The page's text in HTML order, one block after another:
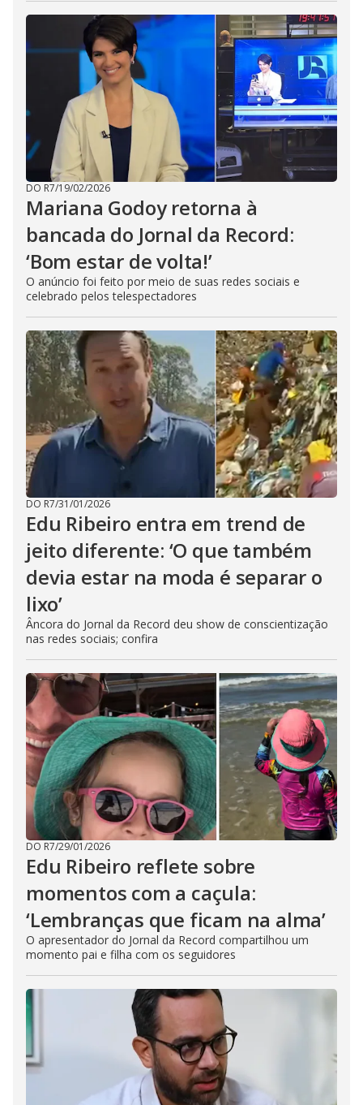
DO R7/19/02/2026
Mariana Godoy retorna à
bancada do Jornal da Record:
‘Bom estar de volta!’
O anúncio foi feito por meio de suas redes sociais e
celebrado pelos telespectadores
DO R7/31/01/2026
Edu Ribeiro entra em trend de
jeito diferente: ‘O que também
devia estar na moda é separar o
lixo’
Âncora do Jornal da Record deu show de conscientização
nas redes sociais; confira
DO R7/29/01/2026
Edu Ribeiro reflete sobre
momentos com a caçula:
‘Lembranças que ficam na alma’
O apresentador do Jornal da Record compartilhou um
momento pai e filha com os seguidores